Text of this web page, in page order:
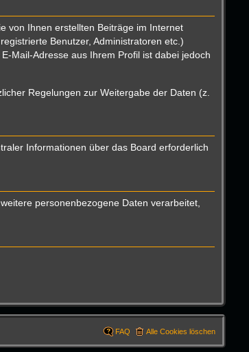
von Ihnen erstellten Beiträge im Internet
Benutzer, Administratoren etc.)
Mail-Adresse aus Ihrem Profil ist dabei jedoch
Regelungen zur Weitergabe der Daten (z.
Informationen über das Board erforderlich
personenbezogene Daten verarbeitet,
Alle Cookies löschen
FAQ